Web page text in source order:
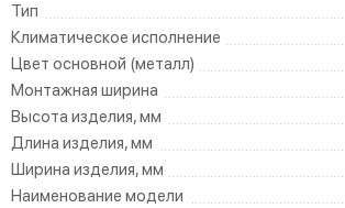
Тип
Климатическое исполнение
Цвет основной (металл)
Монтажная ширина
Высота изделия, мм
Длина изделия, мм
Ширина изделия, мм
Наименование модели